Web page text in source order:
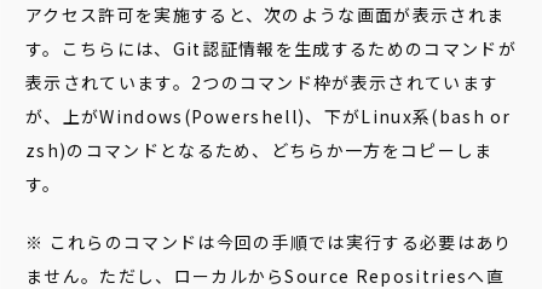
アクセス許可を実施すると、次のような画面が表示されま
す。こちらには、Git認証情報を生成するためのコマンドが
表示されています。2つのコマンド枠が表示されています
が、上がWindows(Powershell)、下がLinux系(bash or
zsh)のコマンドとなるため、どちらか一方をコピーしま
す。
※ これらのコマンドは今回の手順では実行する必要はあり
ません。ただし、ローカルからSource Repositriesへ直